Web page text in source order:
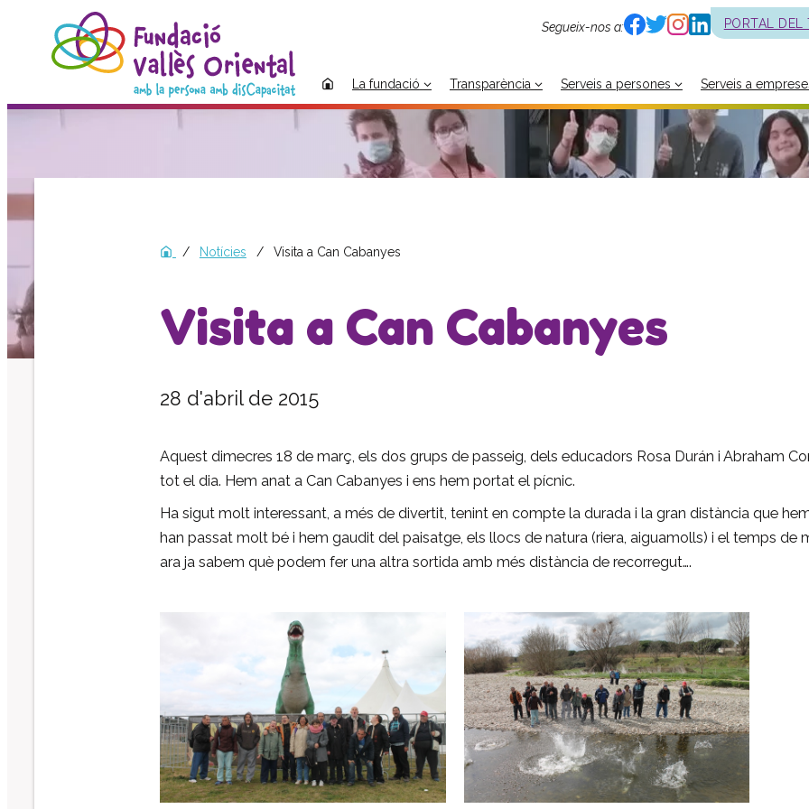
Segueix-nos a: PORTAL DEL
La fundació Transparència Serveis a persones Serveis a
Notícies Visita a Can Cabanyes
Visita a Can Cabanyes
28 d'abril de 2015
Aquest dimecres 18 de març, els dos grups de passeig, dels educadors Rosa Durán i Abraham
tot el dia. Hem anat a Can Cabanyes i ens hem portat el pícnic.
Ha sigut molt interessant, a més de divertit, tenint en compte la durada i la gran distància que
han passat molt bé i hem gaudit del paisatge, els llocs de natura (riera, aiguamolls) i el temps de
ara ja sabem què podem fer una altra sortida amb més distància de recorregut….